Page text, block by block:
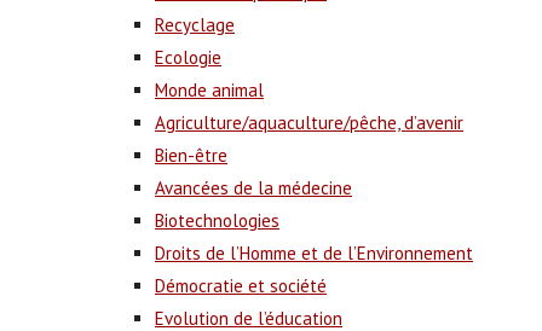
Recyclage
Ecologie
Monde animal
Agriculture/aquaculture/pêche, d’avenir
Bien-être
Avancées de la médecine
Biotechnologies
Droits de l’Homme et de l’Environnement
Démocratie et société
Evolution de l’éducation